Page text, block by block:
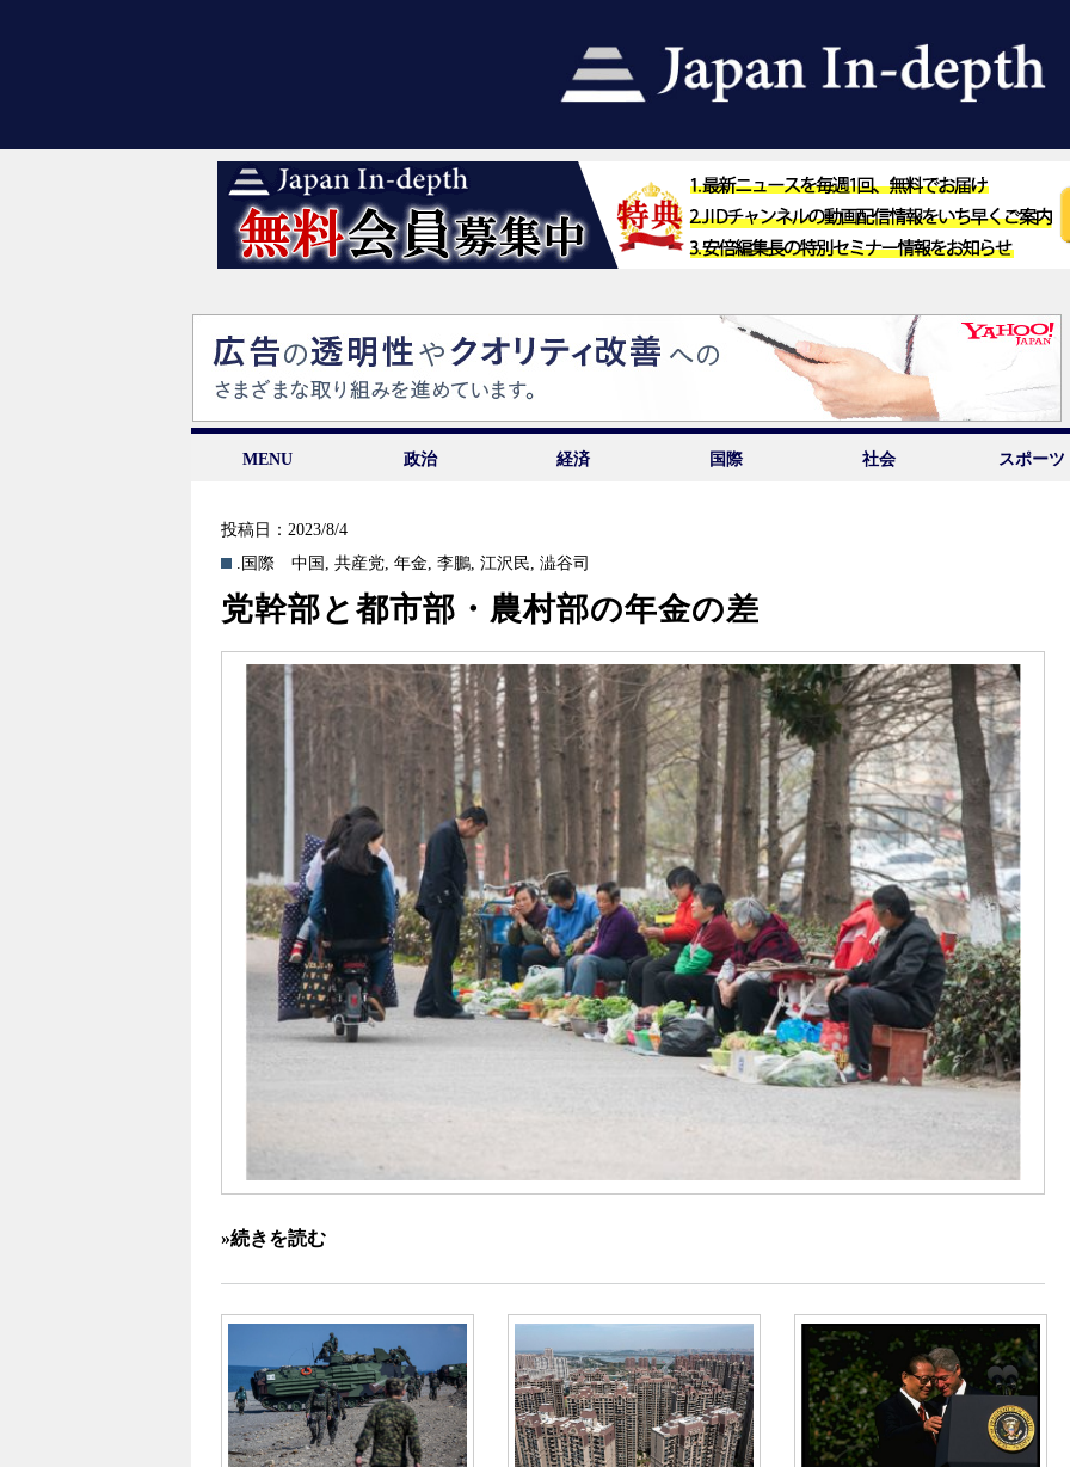
MENU 政治 経済 国際 社会 スポーツ
投稿日：2023/8/4
.国際
中国 ,共産党,年金,李鵬,江沢民,澁谷司
党幹部と都市部・農村部の年金の差
»続きを読む